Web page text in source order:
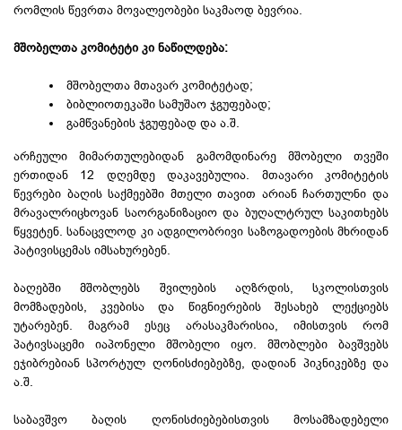
რომლის წევრთა მოვალეობები საკმაოდ ბევრია.
მშობელთა კომიტეტი კი ნაწილდება:
მშობელთა მთავარ კომიტეტად;
ბიბლიოთეკაში სამუშაო ჯგუფებად;
გამწვანების ჯგუფებად და ა.შ.
არჩეული მიმართულებიდან გამომდინარე მშობელი თვეში
ერთიდან 12 დღემდე დაკავებულია. მთავარი კომიტეტის
წევრები ბაღის საქმეებში მთელი თავით არიან ჩართულნი და
მრავალრიცხოვან საორგანიზაციო და ბუღალტრულ საკითხებს
წყვეტენ. სანაცვლოდ კი ადგილობრივი საზოგადოების მხრიდან
პატივისცემას იმსახურებენ.
ბაღებში მშობლებს შვილების აღზრდის, სკოლისთვის
მომზადების, კვებისა და წიგნიერების შესახებ ლექციებს
უტარებენ. მაგრამ ესეც არასაკმარისია, იმისთვის რომ
პატივსაცემი იაპონელი მშობელი იყო. მშობლები ბავშვებს
ეჯიბრებიან სპორტულ ღონისძიებებზე, დადიან პიკნიკებზე და
ა.შ.
საბავშვო ბაღის ღონისძიებებისთვის მოსამზადებელი